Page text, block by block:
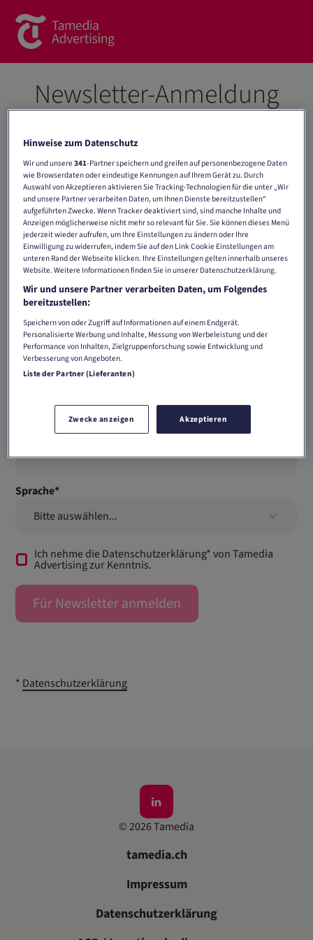
Brands
Commercial Content
Spotlight
News
Kontakt
Über uns
Kontaktformular
Team
Newsletter-Anmeldung
Erhalten Sie einmal im Monat Informationen zu neuen
Produkten, attraktiven Angeboten und spannenden
Werbemöglichkeiten von Tamedia Advertising. Alles
Wichtige auf einen Blick – direkt in Ihrem Postfach.
Vorname*
Nachname*
Firma*
E-Mail Adresse*
Sprache*
Bitte auswählen...
Ich nehme die Datenschutzerklärung* von Tamedia
Advertising zur Kenntnis.
Für Newsletter anmelden
* Datenschutzerklärung
©2026Tamedia
tamedia.ch
Impressum
Datenschutzerklärung
Hinweise zum Datenschutz
Wir und unsere341-Partner speichern und greifen auf personenbezogene Daten
wie Browserdaten oder eindeutige Kennungen auf Ihrem Gerät zu. Durch
Auswahl von Akzeptieren aktivieren Sie Tracking-Technologien für die unter „Wir
und unsere Partner verarbeiten Daten, um Ihnen Dienste bereitzustellen“
aufgeführten Zwecke. Wenn Tracker deaktiviert sind, sind manche Inhalte und
Anzeigen möglicherweise nicht mehr so relevant für Sie. Sie können dieses Menü
jederzeit wieder aufrufen, um Ihre Einstellungen zu ändern oder Ihre
Einwilligung zu widerrufen, indem Sie auf den Link Cookie Einstellungen am
unteren Rand der Webseite klicken. Ihre Einstellungen gelten innerhalb unseres
Website. Weitere Informationen finden Sie in unserer Datenschutzerklärung.
Wir und unsere Partner verarbeiten Daten, um Folgendes
bereitzustellen:
Speichern von oder Zugriff auf Informationen auf einem Endgerät.
Personalisierte Werbung und Inhalte, Messung von Werbeleistung und der
Performance von Inhalten, Zielgruppenforschung sowie Entwicklung und
Verbesserung von Angeboten.
Liste der Partner (Lieferanten)
Zwecke anzeigen Akzeptieren